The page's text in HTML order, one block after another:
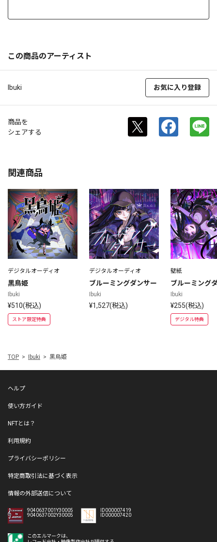
この商品のアーティスト
Ibuki お気に入り登録
商品を
シェアする
関連商品
デジタルオーディオ
黒鳥姫
Ibuki
¥510(税込)
ストア限定特典
デジタルオーディオ
ブルーミングダンサー
Ibuki
¥1,527(税込)
壁紙
ブルーミング
Ibuki
¥255(税込)
デジタル特典
TOP Ibuki 黒鳥姫
ヘルプ
使い方ガイド
NFTとは？
利用規約
プライバシーポリシー
特定商取引法に基づく表示
情報の外部送信について
9040637001Y30005
9040637002Y30005
ID000007419
ID000007420
このエルマークは、